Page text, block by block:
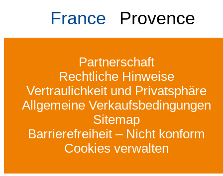
France Provence
Partnerschaft
Rechtliche Hinweise
Vertraulichkeit und Privatsphäre
Allgemeine Verkaufsbedingungen
Sitemap
Barrierefreiheit – Nicht konform
Cookies verwalten